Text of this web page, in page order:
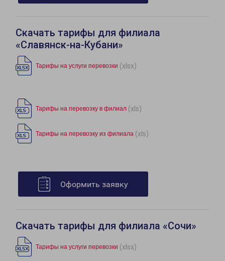
Скачать тарифы для филиала
«Славянск-на-Кубани»
Тарифы на услуги перевозки (xlsx)
Тарифы на перевозку в филиал (xls)
Тарифы на перевозку из филиала (xls)
Оформить заявку
Скачать тарифы для филиала «Сочи»
Тарифы на услуги перевозки (xlsx)